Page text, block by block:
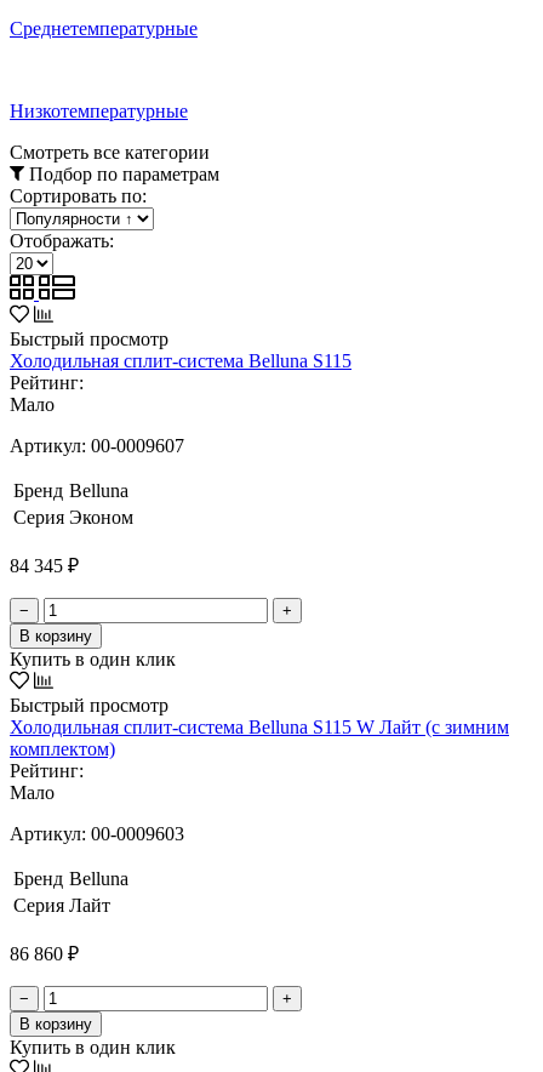
Среднетемпературные
Низкотемпературные
Смотреть все категории
Подбор по параметрам
Сортировать по:
Отображать:
Быстрый просмотр
Холодильная сплит-система Belluna S115
Рейтинг:
Мало
Артикул: 00-0009607
Бренд Belluna
Серия Эконом
84 345 ₽
−
+
В корзину
Купить в один клик
Быстрый просмотр
Холодильная сплит-система Belluna S115 W Лайт (с зимним
комплектом)
Рейтинг:
Мало
Артикул: 00-0009603
Бренд Belluna
Серия Лайт
86 860 ₽
−
+
В корзину
Купить в один клик